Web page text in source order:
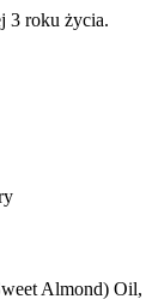
3 roku życia.
Almond)